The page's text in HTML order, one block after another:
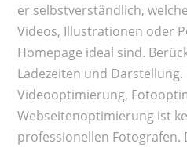
er selbstverständlich,
Videos, Illustrationen oder
Homepage ideal sind.
Ladezeiten und
Videooptimierung,
Webseitenoptimierung ist
professionellen Fotografen.